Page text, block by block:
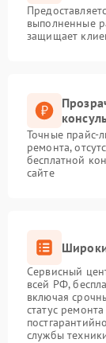
выполненные
защищает
Точные прайс-
ремонта,
бесплатной
сайте
Сервисный
всей РФ,
включая
статус
службы